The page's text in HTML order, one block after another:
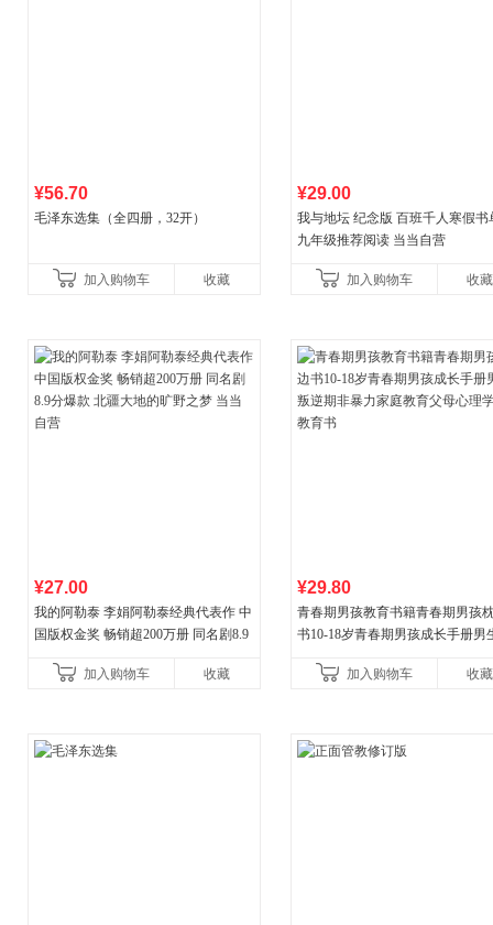
¥56.70
毛泽东选集（全四册，32开）
加入购物车 收藏
¥29.00
我与地坛 纪念版 百班千人寒假书
九年级推荐阅读 当当自营
加入购物车 收藏
¥27.00
我的阿勒泰 李娟阿勒泰经典代表作 中
国版权金奖 畅销超200万册 同名剧8.9
加入购物车
收藏
¥29.80
青春期男孩教育书籍青春期男孩
书10-18岁青春期男孩成长手册男
育书
加入购物车 收藏